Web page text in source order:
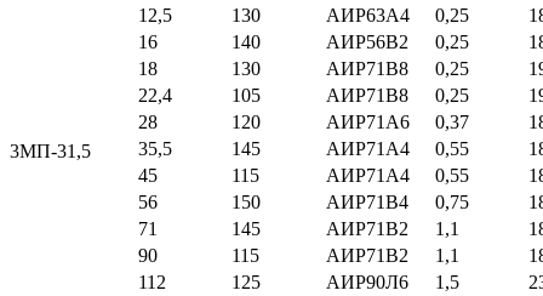
3МП-31,5
12,5
130 АИР63А4 0,25
16
140 АИР56В2 0,25
18
130 АИР71В8 0,25
22,4
105 АИР71В8 0,25
28
120 АИР71А6 0,37
35,5
145 АИР71А4 0,55
45
115 АИР71А4 0,55
56
150 АИР71В4 0,75
71
145 АИР71В2 1,1
90
115 АИР71В2 1,1
112
125 АИР90Л6 1,5